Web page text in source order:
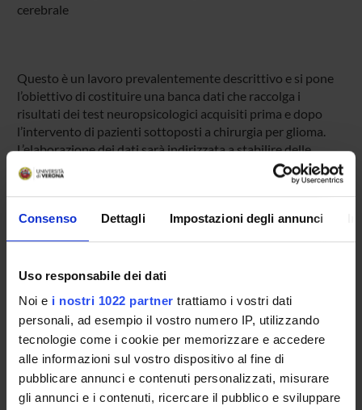
Consenso Dettagli Impostazioni degli annunci
Uso responsabile dei dati
Noi e i nostri 1022 partner trattiamo i vostri dati
personali, ad esempio il vostro numero IP, utilizzando
tecnologie come i cookie per memorizzare e accedere
alle informazioni sul vostro dispositivo al fine di
pubblicare annunci e contenuti personalizzati, misurare
gli annunci e i contenuti, ricercare il pubblico e sviluppare
cerebrale
Questo è un lavoro prevalentemente descrittivo e si pone
l’obiettivo di costituire una banca dati che raccolga i
risultati dei test neuropsicologici acquisiti prima e dopo
l’intervento di pazienti sottoposti a chirurgia per glioma.
L’elaborazione dei dati sarà indirizzata a stabilire delle
relazioni tra caratteristiche del tumore, a cominciare dalla
sede, e tipo di alterazioni in prospettiva di poter utilizzare
gli stessi test, riadattati alla situazione, nel mappaggio
intraoperatorio con paziente sveglio.
PARTECIPANTI AL PROGETTO
Barbara Santini
Andrea Talacchi
SEZIONI